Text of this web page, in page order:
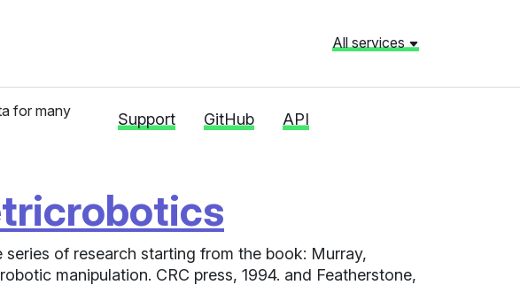
All services
for many
Support GitHub API
of research starting from the book: Murray,
manipulation. CRC press, 1994. and Featherstone,